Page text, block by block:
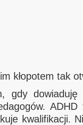
kłopotem tak
gdy
kwalifikacji.